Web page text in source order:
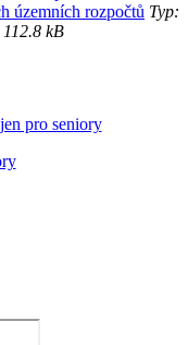
územních rozpočtů Typ:
kB
pro seniory